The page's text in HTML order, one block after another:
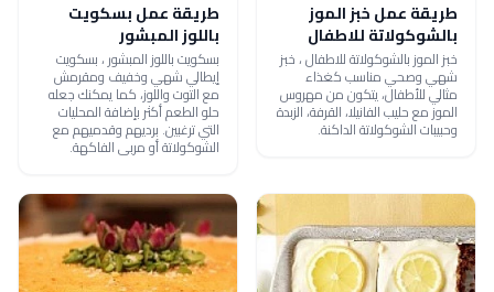
طريقة عمل خبز الموز
بالشوكولاتة للاطفال
خبز الموز بالشوكولاتة للاطفال ، خبز
شهي وصحي مناسب كغذاء
مثالي للأطفال، يتكون من مهروس
الموز مع حليب الفانيلا، القرفة، الزبدة
وحبيبات الشوكولاتة الداكنة.
طريقة عمل بسكويت
باللوز المبشور
بسكويت باللوز المبشور ، بسكويت
إيطالي شهي وخفيف ومقرمش
مع التوت واللوز، كما يمكنك جعله
حلو الطعم أكثر بإضافة المحليات
التي ترغبين. برديهم وقدميهم مع
الشوكولاتة أو مربى الفاكهة.